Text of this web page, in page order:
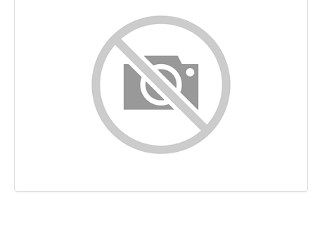
Suchbegriffe
Benutzerfreundlichkeit
Dokument